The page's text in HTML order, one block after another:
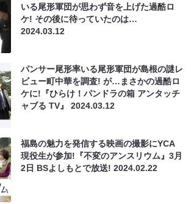
いる尾形軍団が思わず音を上げた過酷ロ
ケ! その後に待っていたのは…
2024.03.12
パンサー尾形率いる尾形軍団が島根の謎レ
ビュー町中華を調査! が…まさかの過酷ロ
ケに!『ひらけ！パンドラの箱 アンタッチ
ャブる TV』2024.03.12
福島の魅力を発信する映画の撮影にYCA
現役生が参加!『不変のアンスリウム』3月
2日 BSよしもとで放送!2024.02.22